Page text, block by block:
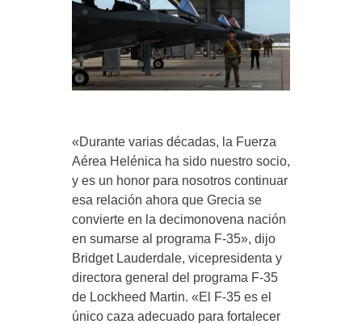
«Durante varias décadas, la Fuerza
Aérea Helénica ha sido nuestro socio,
y es un honor para nosotros continuar
esa relación ahora que Grecia se
convierte en la decimonovena nación
en sumarse al programa F-35», dijo
Bridget Lauderdale, vicepresidenta y
directora general del programa F-35
de Lockheed Martin. «El F-35 es el
único caza adecuado para fortalecer